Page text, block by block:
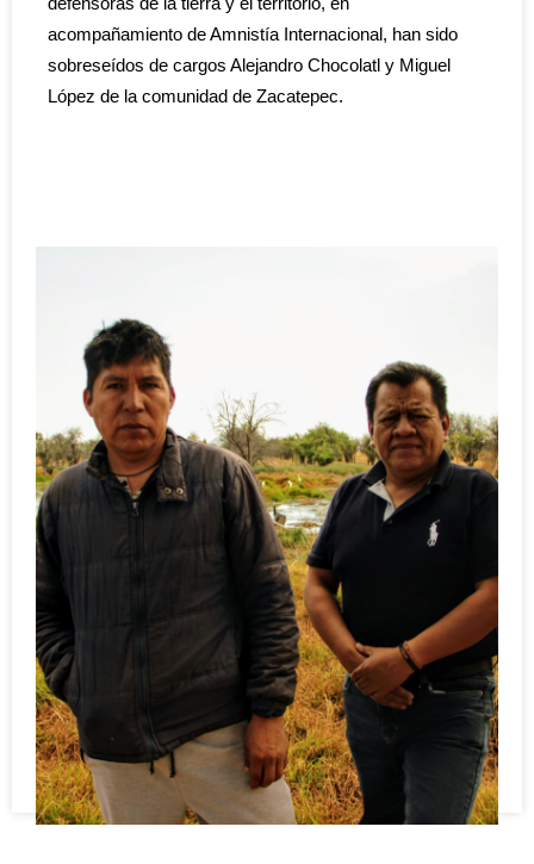
acompañamiento de Amnistía Internacional, han sido
sobreseídos de cargos Alejandro Chocolatl y Miguel
López de la comunidad de Zacatepec.